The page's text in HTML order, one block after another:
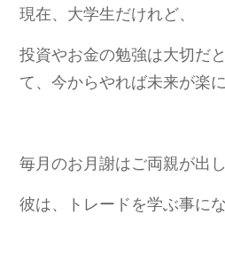
現在、大学生だけれど、
投資やお金の勉強は大切だ
て、今からやれば未来が楽
毎月のお月謝はご両親が出
彼は、トレードを学ぶ事に